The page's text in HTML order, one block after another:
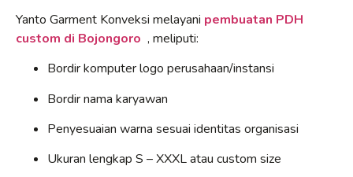
Yanto Garment Konveksi melayani pembuatan PDH
custom di Bojongoro , meliputi:
Bordir komputer logo perusahaan/instansi
Bordir nama karyawan
Penyesuaian warna sesuai identitas organisasi
Ukuran lengkap S – XXXL atau custom size